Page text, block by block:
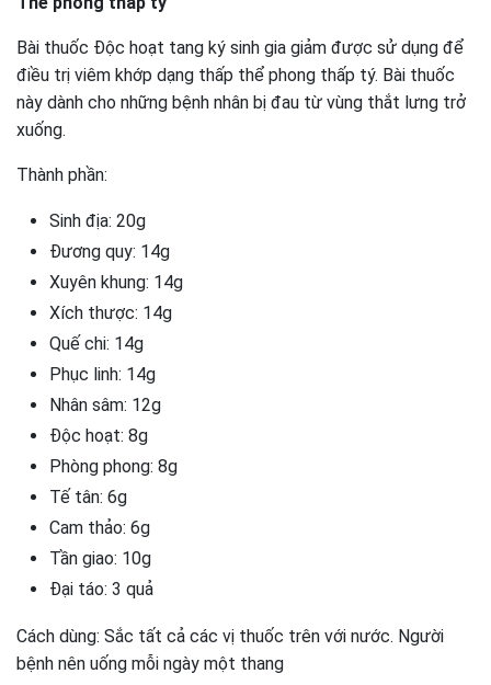
Bài thuốc Độc hoạt tang ký sinh gia giảm được sử dụng để
điều trị viêm khớp dạng thấp thể phong thấp tý. Bài thuốc
này dành cho những bệnh nhân bị đau từ vùng thắt lưng trở
xuống.
Thành phần:
Sinh địa: 20g
Đương quy: 14g
Xuyên khung: 14g
Xích thược: 14g
Quế chi: 14g
Phục linh: 14g
Nhân sâm: 12g
Độc hoạt: 8g
Phòng phong: 8g
Tế tân: 6g
Cam thảo: 6g
Tần giao: 10g
Đại táo: 3 quả
Cách dùng: Sắc tất cả các vị thuốc trên với nước. Người
bệnh nên uống mỗi ngày một thang